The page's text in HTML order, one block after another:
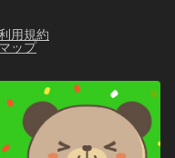
用規約
ップ